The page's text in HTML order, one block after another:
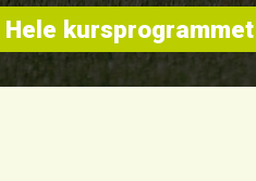
Hele kursprogrammet